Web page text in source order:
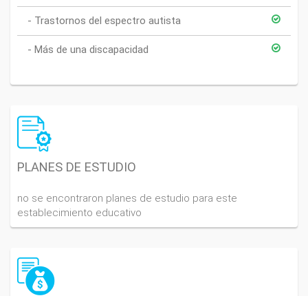
Trastornos del espectro autista
Más de una discapacidad
PLANES DE ESTUDIO
no se encontraron planes de estudio para este
establecimiento educativo